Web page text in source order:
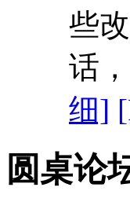
些
话
细]
圆桌论